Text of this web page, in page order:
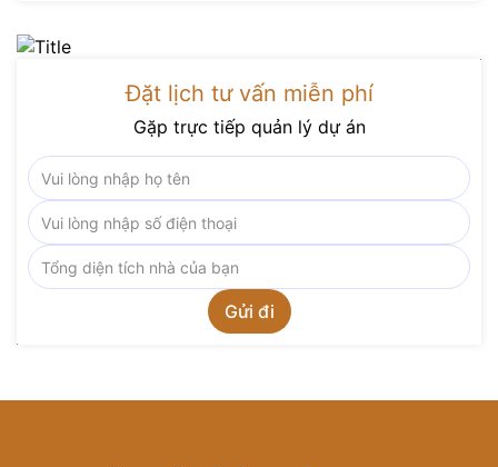
Đặt lịch tư vấn miễn phí
Gặp trực tiếp quản lý dự án